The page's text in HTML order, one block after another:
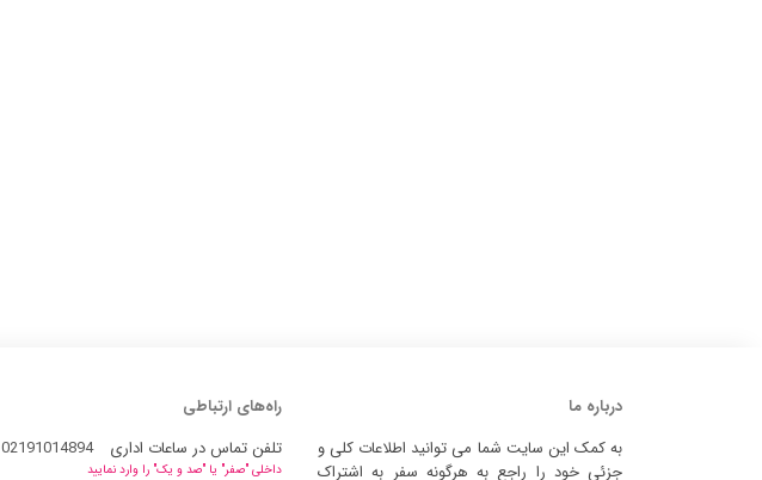
درباره ما
به کمک این سایت شما می توانید اطلاعات کلی و
جزئی خود را راجع به هرگونه سفر به اشتراک
راه‌های ارتباطی
تلفن تماس در ساعات اداری
02191014894
داخلی "صفر" یا "صد و یک" را وارد نمایید